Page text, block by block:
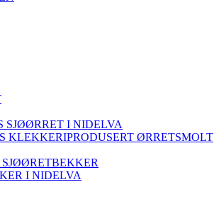
SJØØRRET I NIDELVA
KLEKKERIPRODUSERT ØRRETSMOLT
I NIDELVA